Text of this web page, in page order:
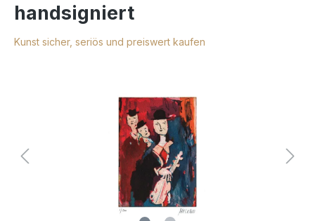
handsigniert
Kunst sicher, seriös und preiswert kaufen